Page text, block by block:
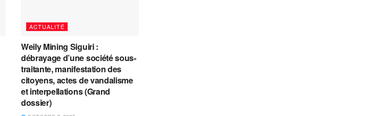
ACTUALITÉ
Weily Mining Siguiri :
débrayage d’une société sous-
traitante, manifestation des
citoyens, actes de vandalisme
et interpellations (Grand
dossier)